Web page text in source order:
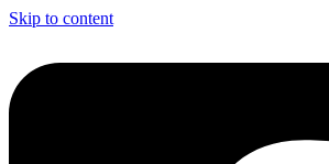
Skip to content